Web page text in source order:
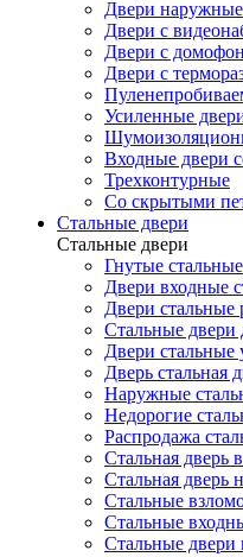
Двери
Двери с
Двери с
Двери с
Усиленные
Входные двери
Трехконтурные
Со скрытыми
Стальные двери
Стальные двери
Гнутые
Двери входные
Двери стальные
Стальные двери
Двери стальные
Дверь стальная
Наружные
Недорогие
Распродажа
Стальная дверь
Стальная дверь
Стальные
Стальные
Стальные двери